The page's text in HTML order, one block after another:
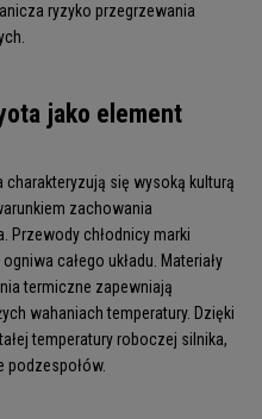
ryzyko przegrzewania
jako element
się wysoką kulturą
zachowania
Przewody chłodnicy marki
całego układu. Materiały
termiczne zapewniają
wahaniach temperatury. Dzięki
temperatury roboczej silnika,
podzespołów.